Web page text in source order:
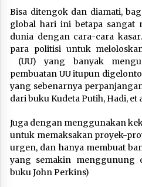
Bisa ditengok dan diamati,
global hari ini betapa sangat
dunia dengan cara-cara
para politisi untuk
(UU) yang banyak
pembuatan UU itupun
yang sebenarnya
dari buku Kudeta Putih, Hadi, et
Juga dengan menggunakan
untuk memaksakan proyek-
urgen, dan hanya membuat
yang semakin menggunung
buku John Perkins)